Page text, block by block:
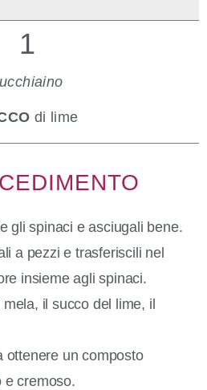
1
di lime
gli spinaci e asciugali bene.
a pezzi e trasferiscili nel
insieme agli spinaci.
il succo del lime, il
ottenere un composto
e cremoso.